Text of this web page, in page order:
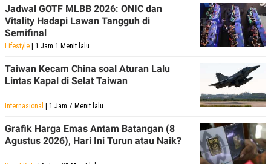
Jadwal GOTF MLBB 2026: ONIC dan
Vitality Hadapi Lawan Tangguh di
Semifinal
Lifestyle | 1 Jam 1 Menit lalu
Taiwan Kecam China soal Aturan Lalu
Lintas Kapal di Selat Taiwan
Internasional | 1 Jam 7 Menit lalu
Grafik Harga Emas Antam Batangan (8
Agustus 2026), Hari Ini Turun atau Naik?